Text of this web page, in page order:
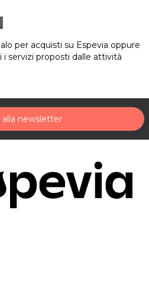
per acquisti su Espevia oppure
servizi proposti dalle attività
alla newsletter